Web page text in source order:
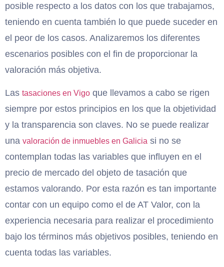
posible respecto a los datos con los que trabajamos,
teniendo en cuenta también lo que puede suceder en
el peor de los casos. Analizaremos los diferentes
escenarios posibles con el fin de proporcionar la
valoración más objetiva.
Las tasaciones en Vigo que llevamos a cabo se rigen
siempre por estos principios en los que la objetividad
y la transparencia son claves. No se puede realizar
una valoración de inmuebles en Galicia si no se
contemplan todas las variables que influyen en el
precio de mercado del objeto de tasación que
estamos valorando. Por esta razón es tan importante
contar con un equipo como el de AT Valor, con la
experiencia necesaria para realizar el procedimiento
bajo los términos más objetivos posibles, teniendo en
cuenta todas las variables.